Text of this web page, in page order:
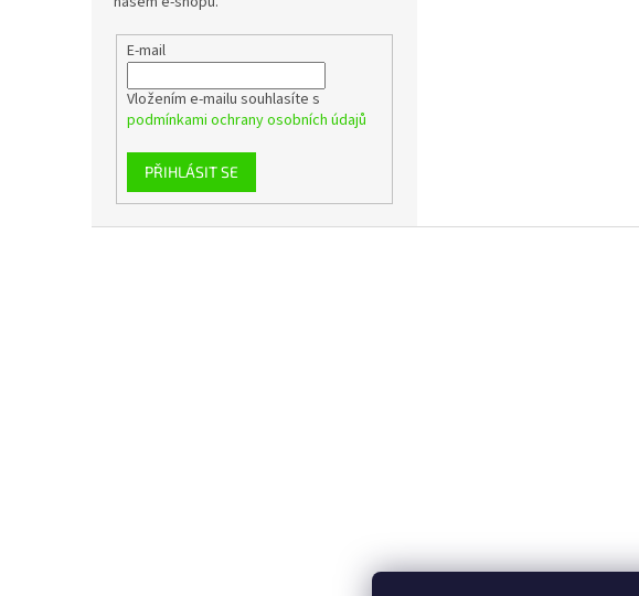
E-mail
Vložením e-mailu souhlasíte s
podmínkami ochrany osobních údajů
PŘIHLÁSIT SE